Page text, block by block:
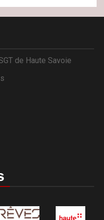
de Haute Savoie